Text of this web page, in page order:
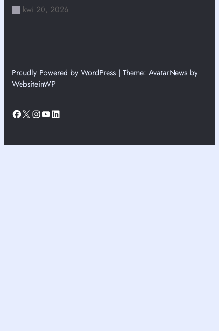
kwi 20, 2026
Proudly Powered by WordPress | Theme: AvatarNews by
WebsiteinWP
Facebook
X Instagram
YouTube
LinkedIn